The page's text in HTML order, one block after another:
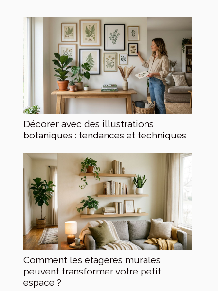
Décorer avec des illustrations
botaniques : tendances et techniques
Comment les étagères murales
peuvent transformer votre petit
espace ?